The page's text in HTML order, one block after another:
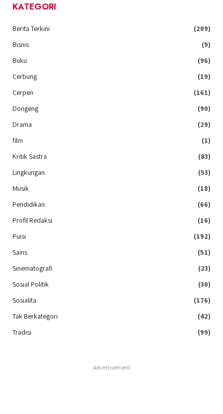
KATEGORI
Berita Terkini
(209)
Bisnis
(9)
Buku
(96)
Cerbung
(19)
Cerpen
(161)
Dongeng
(90)
Drama
(29)
film
(1)
Kritik Sastra
(83)
Lingkungan
(53)
Musik
(18)
Pendidikan
(66)
Profil Redaksi
(16)
Puisi
(192)
Sains
(51)
Sinematografi
(23)
Sosial Politik
(30)
Sosialita
(176)
Tak Berkategori
(42)
Tradisi
(99)
Advertisement